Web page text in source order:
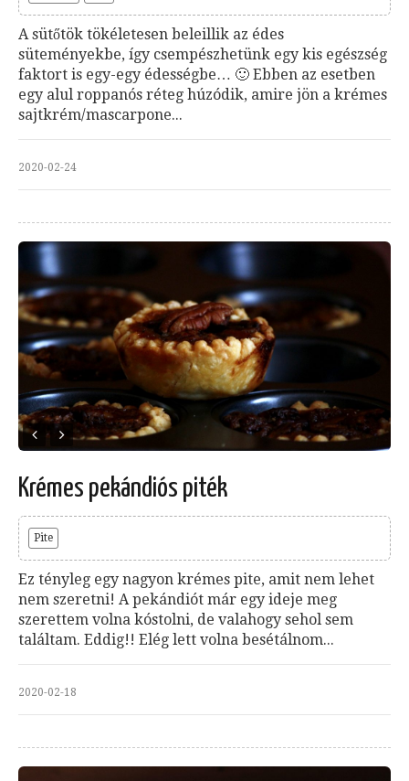
A sütőtök tökéletesen beleillik az édes
süteményekbe, így csempészhetünk egy kis egészség
faktort is egy-egy édességbe… 🙂 Ebben az esetben
egy alul roppanós réteg húzódik, amire jön a krémes
sajtkrém/mascarpone...
2020-02-24
Krémes pekándiós piték
Pite
Ez tényleg egy nagyon krémes pite, amit nem lehet
nem szeretni! A pekándiót már egy ideje meg
szerettem volna kóstolni, de valahogy sehol sem
találtam. Eddig!! Elég lett volna besétálnom...
2020-02-18